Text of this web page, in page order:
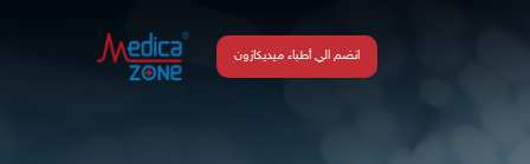
انضم الي أطباء ميديكازون